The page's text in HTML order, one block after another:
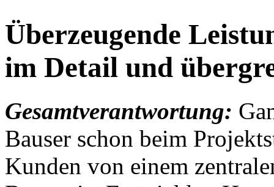
Überzeugende
im Detail und
Gesamtverantwortung:
Bauser schon beim
Kunden von einem